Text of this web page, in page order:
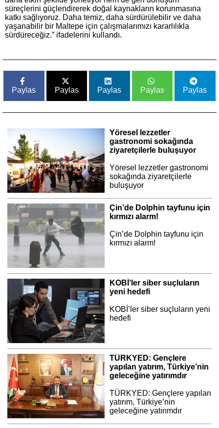
süreçlerini güçlendirerek doğal kaynakların korunmasına
katkı sağlıyoruz. Daha temiz, daha sürdürülebilir ve daha
yaşanabilir bir Maltepe için çalışmalarımızı kararlılıkla
sürdüreceğiz.” ifadelerini kullandı.
Paylas Paylas Paylas Paylas Paylas
Yöresel lezzetler
gastronomi sokağında
ziyaretçilerle buluşuyor
Yöresel lezzetler gastronomi
sokağında ziyaretçilerle
buluşuyor
Çin’de Dolphin tayfunu için
kırmızı alarm!
Çin’de Dolphin tayfunu için
kırmızı alarm!
KOBİ’ler siber suçluların
yeni hedefi
KOBİ’ler siber suçluların yeni
hedefi
TÜRKYED: Gençlere
yapılan yatırım, Türkiye’nin
geleceğine yatırımdır
TÜRKYED: Gençlere yapılan
yatırım, Türkiye’nin
geleceğine yatırımdır